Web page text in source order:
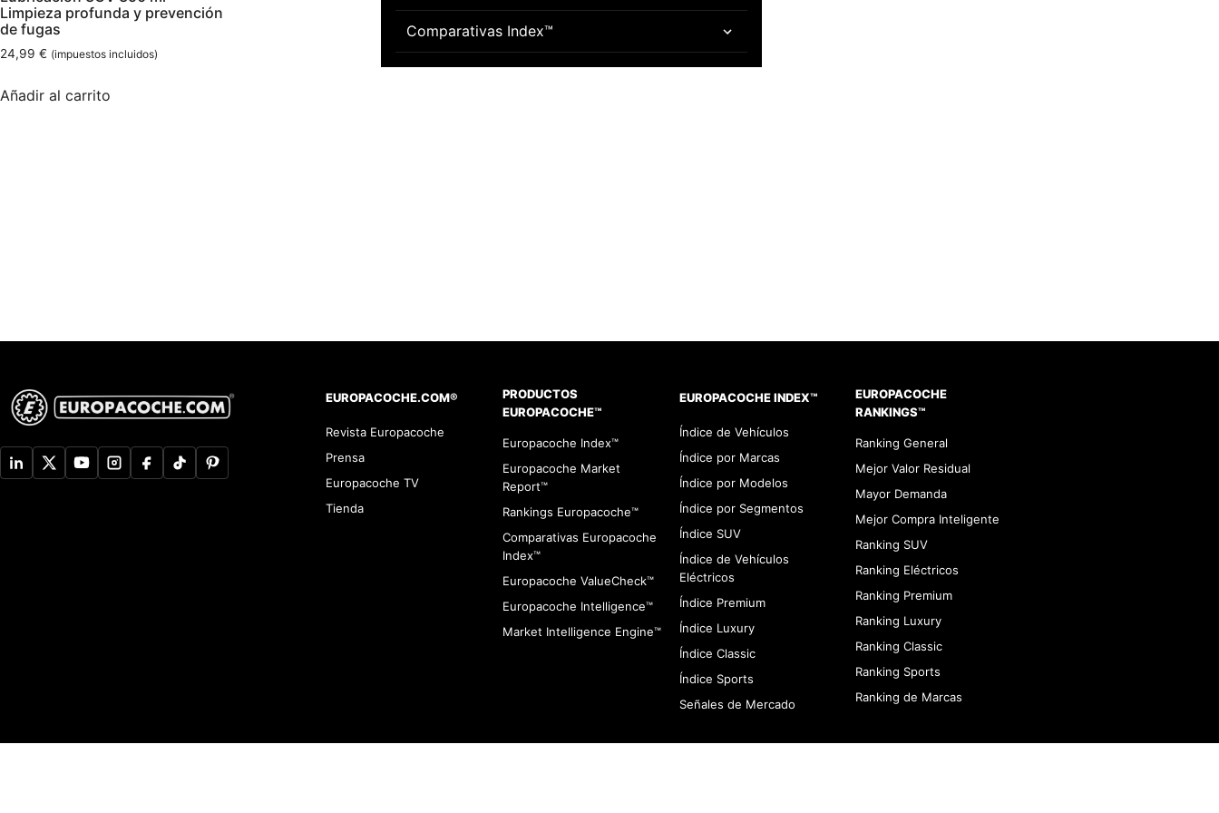
Comparativas Index™
Limpieza profunda y prevención
de fugas
24,99 € (impuestos incluidos)
Añadir al carrito
EUROPACOCHE.COM®
Revista Europacoche
Prensa
Europacoche TV
Tienda
PRODUCTOS
EUROPACOCHE™
Europacoche Index™
Europacoche Market
Report™
Rankings Europacoche™
Comparativas Europacoche
Index™
Europacoche ValueCheck™
Europacoche Intelligence™
Market Intelligence Engine™
EUROPACOCHE INDEX™
Índice de Vehículos
Índice por Marcas
Índice por Modelos
Índice por Segmentos
Índice SUV
Índice de Vehículos
Eléctricos
Índice Premium
Índice Luxury
Índice Classic
Índice Sports
Señales de Mercado
EUROPACOCHE
RANKINGS™
Ranking General
Mejor Valor Residual
Mayor Demanda
Mejor Compra Inteligente
Ranking SUV
Ranking Eléctricos
Ranking Premium
Ranking Luxury
Ranking Classic
Ranking Sports
Ranking de Marcas